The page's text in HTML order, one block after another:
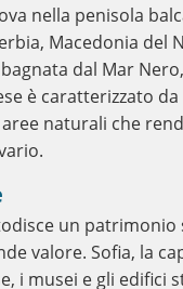
nella penisola
Macedonia del
dal Mar
è caratterizzato
naturali che
un patrimonio
valore. Sofia, la
i musei e gli edifici